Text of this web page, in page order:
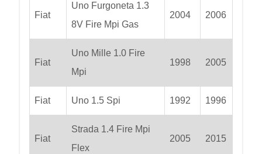
Fiat
Uno Furgoneta 1.3
8V Fire Mpi Gas
2004 2006
Fiat
Uno Mille 1.0 Fire
Mpi
1998 2005
Fiat Uno 1.5 Spi 1992 1996
Fiat
Strada 1.4 Fire Mpi
Flex
2005 2015